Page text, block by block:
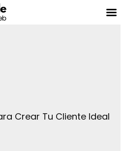
Crear Tu Cliente Ideal